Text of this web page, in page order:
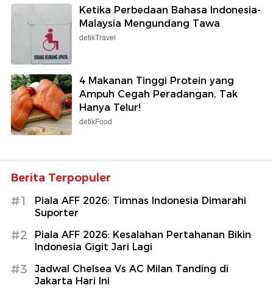
Ketika Perbedaan Bahasa Indonesia-
Malaysia Mengundang Tawa
detikTravel
4 Makanan Tinggi Protein yang
Ampuh Cegah Peradangan, Tak
Hanya Telur!
detikFood
Berita Terpopuler
#1
Piala AFF 2026: Timnas Indonesia Dimarahi
Suporter
#2
Piala AFF 2026: Kesalahan Pertahanan Bikin
Indonesia Gigit Jari Lagi
#3
Jadwal Chelsea Vs AC Milan Tanding di
Jakarta Hari Ini